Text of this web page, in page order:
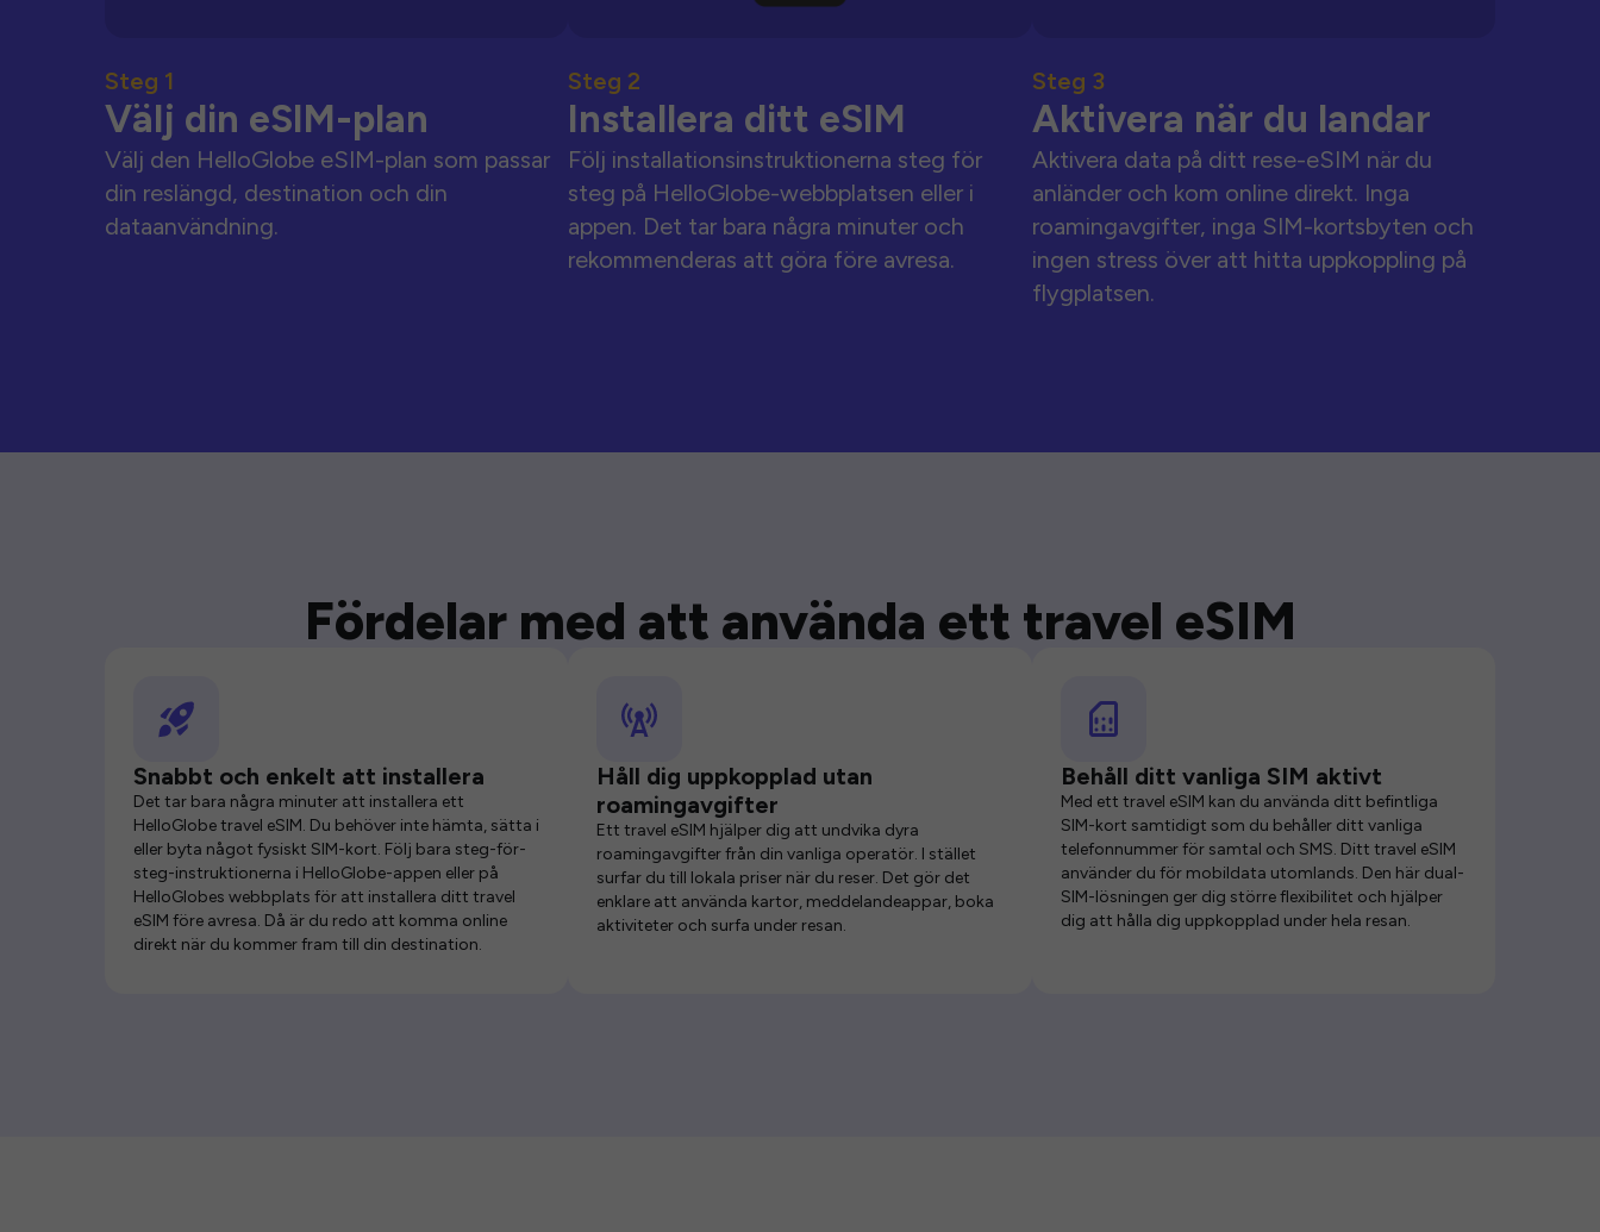
Steg 1
Välj din eSIM-plan
Välj den HelloGlobe eSIM-plan som passar
din reslängd, destination och din
dataanvändning.
Steg 2
Installera ditt eSIM
Följ installationsinstruktionerna steg för
steg på HelloGlobe-webbplatsen eller i
appen. Det tar bara några minuter och
rekommenderas att göra före avresa.
Steg 3
Aktivera när du landar
Aktivera data på ditt rese-eSIM när du
anländer och kom online direkt. Inga
roamingavgifter, inga SIM-kortsbyten och
ingen stress över att hitta uppkoppling på
flygplatsen.
Fördelar med att använda ett travel eSIM
Snabbt och enkelt att installera
Det tar bara några minuter att installera ett
HelloGlobe travel eSIM. Du behöver inte hämta, sätta i
eller byta något fysiskt SIM-kort. Följ bara steg-för-
steg-instruktionerna i HelloGlobe-appen eller på
HelloGlobes webbplats för att installera ditt travel
eSIM före avresa. Då är du redo att komma online
direkt när du kommer fram till din destination.
Håll dig uppkopplad utan
roamingavgifter
Ett travel eSIM hjälper dig att undvika dyra
roamingavgifter från din vanliga operatör. I stället
surfar du till lokala priser när du reser. Det gör det
enklare att använda kartor, meddelandeappar, boka
aktiviteter och surfa under resan.
Behåll ditt vanliga SIM aktivt
Med ett travel eSIM kan du använda ditt befintliga
SIM-kort samtidigt som du behåller ditt vanliga
telefonnummer för samtal och SMS. Ditt travel eSIM
använder du för mobildata utomlands. Den här dual-
SIM-lösningen ger dig större flexibilitet och hjälper
dig att hålla dig uppkopplad under hela resan.